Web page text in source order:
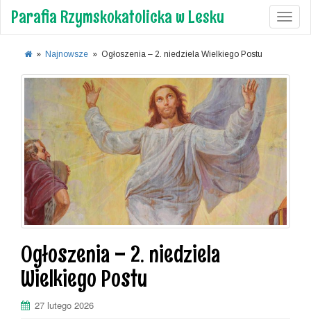
Parafia Rzymskokatolicka w Lesku
» Najnowsze » Ogłoszenia – 2. niedziela Wielkiego Postu
Ogłoszenia – 2. niedziela
Wielkiego Postu
27 lutego 2026